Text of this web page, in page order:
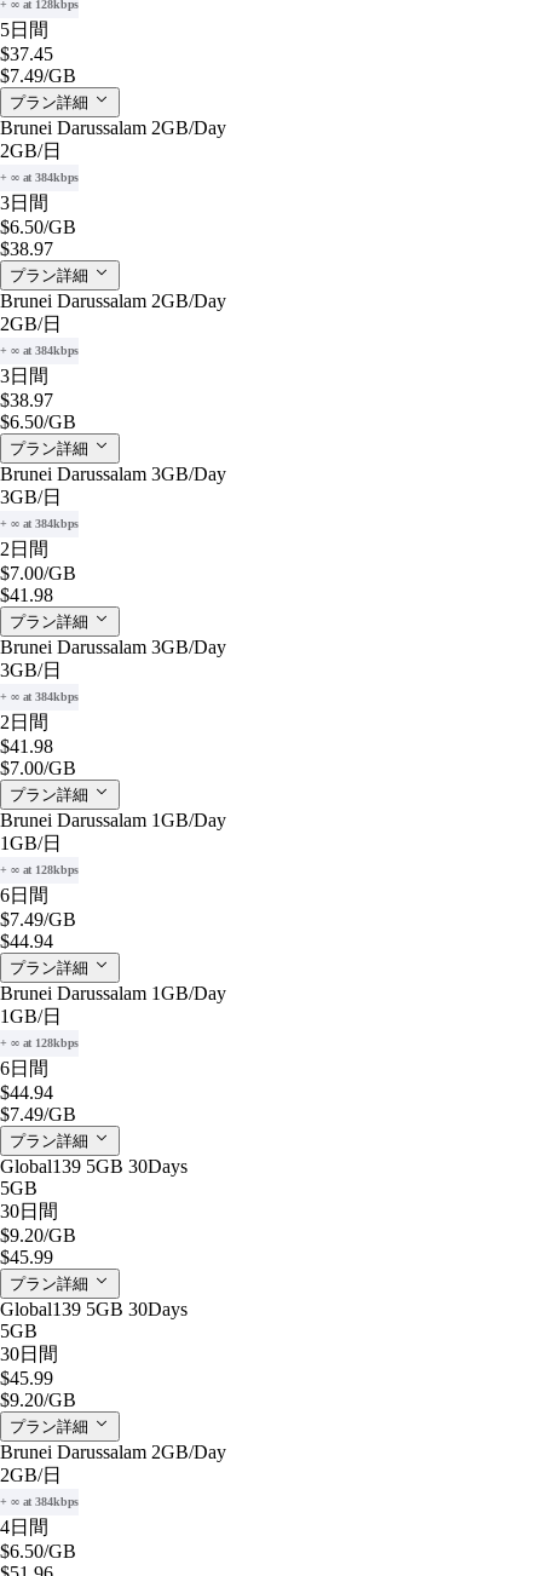
+ ∞ at 128kbps
5日間
$37.45
$7.49/GB
プラン詳細
Brunei Darussalam 2GB/Day
2GB/日
+ ∞ at 384kbps
3日間
$6.50/GB
$38.97
プラン詳細
Brunei Darussalam 2GB/Day
2GB/日
+ ∞ at 384kbps
3日間
$38.97
$6.50/GB
プラン詳細
Brunei Darussalam 3GB/Day
3GB/日
+ ∞ at 384kbps
2日間
$7.00/GB
$41.98
プラン詳細
Brunei Darussalam 3GB/Day
3GB/日
+ ∞ at 384kbps
2日間
$41.98
$7.00/GB
プラン詳細
Brunei Darussalam 1GB/Day
1GB/日
+ ∞ at 128kbps
6日間
$7.49/GB
$44.94
プラン詳細
Brunei Darussalam 1GB/Day
1GB/日
+ ∞ at 128kbps
6日間
$44.94
$7.49/GB
プラン詳細
Global139 5GB 30Days
5GB
30日間
$9.20/GB
$45.99
プラン詳細
Global139 5GB 30Days
5GB
30日間
$45.99
$9.20/GB
プラン詳細
Brunei Darussalam 2GB/Day
2GB/日
+ ∞ at 384kbps
4日間
$6.50/GB